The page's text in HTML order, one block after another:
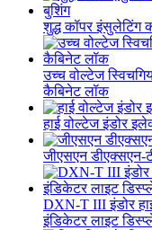
शुद्ध कॉपर इंसुलेटिंग
उच्च वोल्टेज
कैबिनेट लॉक
हाई वोल्टेज इंडोर
जीएसएन डीएक्सएन-
DXN-T III इंडोर
इंडिकेटर लाइट